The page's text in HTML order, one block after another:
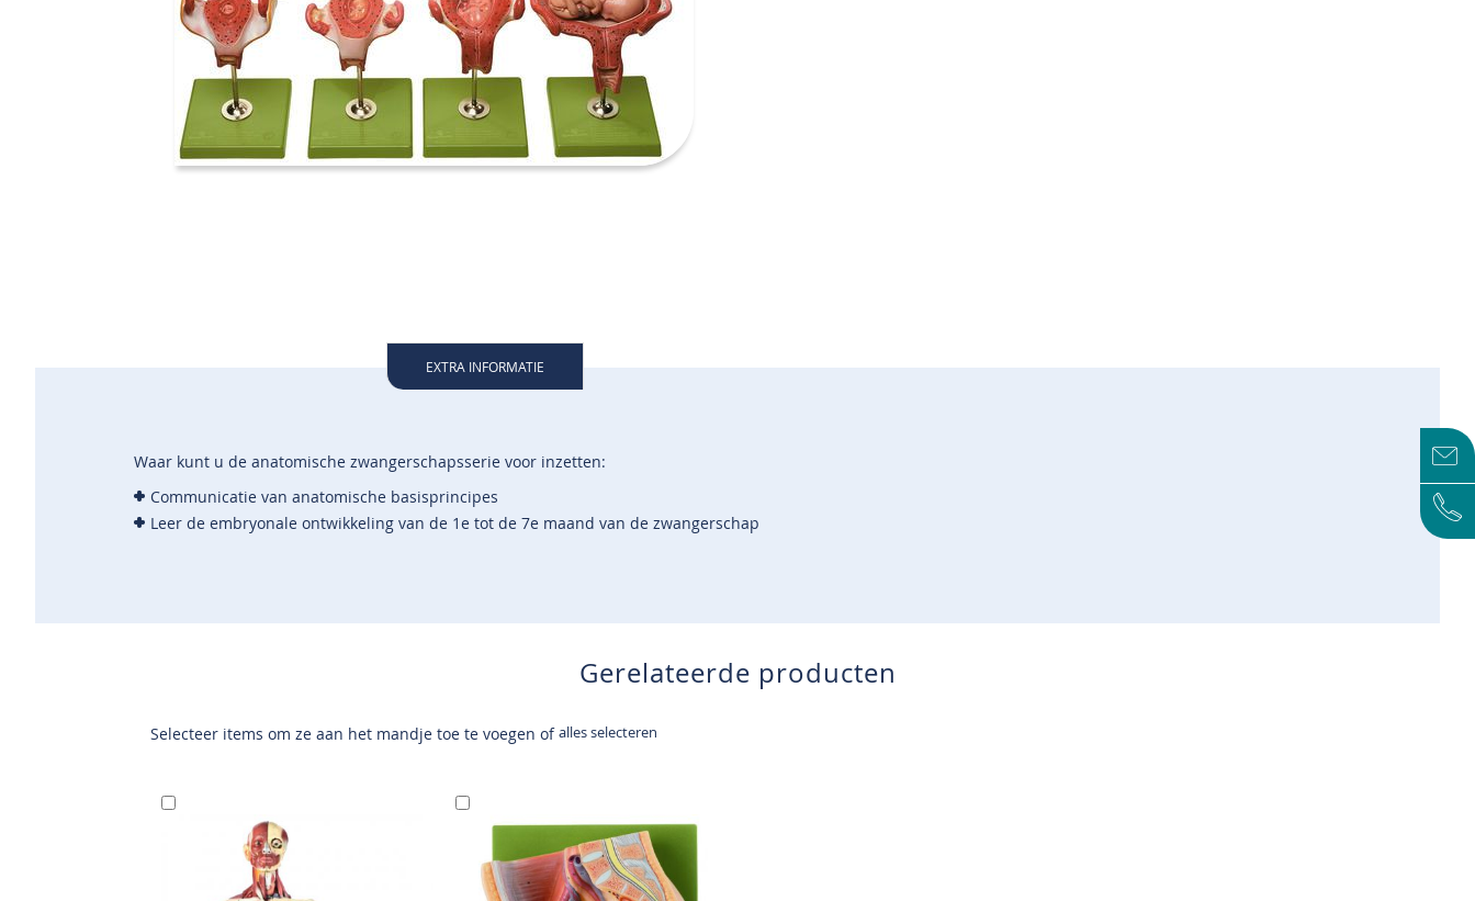
EXTRA INFORMATIE
Waar kunt u de anatomische zwangerschapsserie voor inzetten:
Communicatie van anatomische basisprincipes
Leer de embryonale ontwikkeling van de 1e tot de 7e maand van de zwangerschap
Gerelateerde producten
Selecteer items om ze aan het mandje toe te voegen ofalles selecteren
Winkelwagen
Winkelwagen